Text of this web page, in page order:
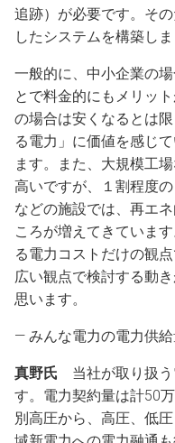
追跡）が必要です。そ
したシステムを構築しま
一般的に、中小企業の
とで料金的にもメリッ
の場合は安くなるとは
る電力」に価値を感じ
ます。また、大規模工
高いですが、１割程度
などの施設では、再エ
ころが増えてきていま
る電力コストだけの観
広い観点で検討する動
思います。
― みんな電力の電力供給
真野氏 当社が取り扱う
す。電力契約量は計50
別高圧から、高圧、低